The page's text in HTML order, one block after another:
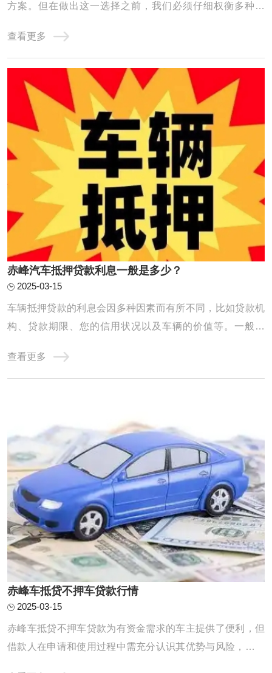
方案。但在做出这一选择之前，我们必须仔细权衡多种因
障我们的利益。接下来，我们将深入探讨汽车抵押贷款前不
可或缺的考虑要点。 在选择汽车抵押贷款公司时，您可以考
虑以下因素： 1.利率和费用：比较不同贷款公 ...
查看更多
赤峰汽车抵押贷款利息一般是多少？
2025-03-15
车辆抵押贷款的利息会因多种因素而有所不同，比如贷款机
构、贷款期限、您的信用状况以及车辆的价值等。一般来
5%到10%之间。具体到我们公司，利息计算方式会根据您的
具体情况来确定，我们的利率通常是比较合理且透明的，您
查看更多
赤峰车抵贷不押车贷款行情
2025-03-15
赤峰车抵贷不押车贷款为有资金需求的车主提供了便利，但
借款人在申请和使用过程中需充分认识其优势与风险，谨慎